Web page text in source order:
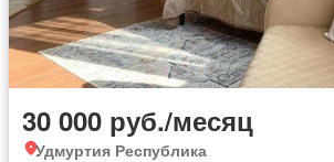
30 000 руб./месяц
Удмуртия Республика